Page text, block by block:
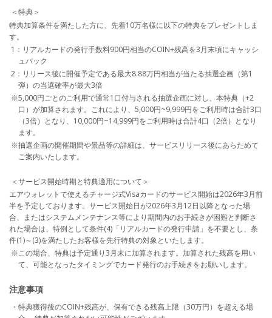
＜特典＞
特典加算条件を満たした方に、先着10万名様に以下の特典をプレゼントしま
す。
1：リアルカードの発行手数料900円相当のCOIN+残高を3月末頃にキャッシ
ュバック
2：リリース後に開催予定である最大8.88万円相当が当たる抽選企画（第1
弾）の当選確率が最大3倍
※5,000円ごとのご利用で通常1口付与される抽選企画に対し、本特典（+2
口）が加算されます。これにより、5,000円~9,999円をご利用時は合計3口
（3倍）となり、10,000円~14,999円をご利用時は合計4口（2倍）となり
ます。
※抽選企画の開催期間や景品等の詳細は、サービスリリース後にあらためて
ご案内いたします。
＜サービス開始時期と特典適用について＞
エアウォレットで使えるチャージ式Visaカードのサービス開始は2026年3月前
半を予定しております。サービス開始日が2026年3月12日以降となった場
合、またはシステムメンテナンス等により期間内のお手続きが困難と判断さ
れた場合は、特例として条件(4)「リアルカードの発行申請」を不要とし、条
件(1)～(3)を満たしたお客様を先行特典の対象といたします。
※この場合、特典は予定通り3月末に加算されます。加算された残高を用い
て、可能となったタイミングでカード発行のお手続きをお願いします。
注意事項
・特典獲得後のCOIN+残高が、保有できる残高上限（30万円）を超える場